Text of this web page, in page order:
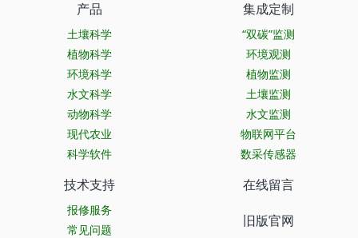
产品
土壤科学
植物科学
环境科学
水文科学
动物科学
现代农业
科学软件
集成定制
“双碳”监测
环境观测
植物监测
土壤监测
水文监测
物联网平台
数采传感器
技术支持
报修服务
常见问题
在线留言
旧版官网